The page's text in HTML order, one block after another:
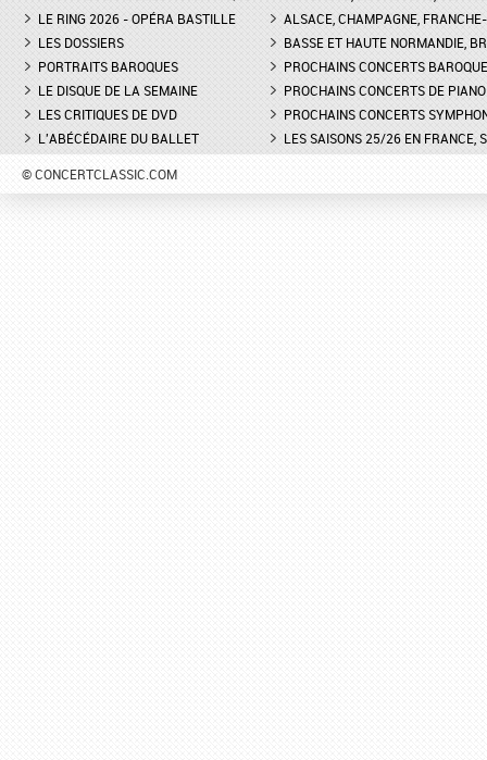
DON GIOVANNI À L'OPÉRA DE
MONTPELLIER - EXTRAIT DE
"TREMA, TREMA, O SCELLERATO!"
FESTIVAL CHOPIN À
INTERVIEW DE CLAIRE-
GUAY
LE RING 2026 - OPÉRA BASTILLE
LES DOSSIERS
PORTRAITS BAROQUES
LE DISQUE DE LA SEMAINE
LES CRITIQUES DE DVD
L'ABÉCÉDAIRE DU BALLET
ALSACE, CHAMPAGNE,
BASSE ET HAUTE NORMANDIE,
PROCHAINS CONCERTS
PROCHAINS CONCERTS DE PIANO
PROCHAINS CONCERTS
LES SAISONS 25/26 EN FRANCE,
© CONCERTCLASSIC.COM